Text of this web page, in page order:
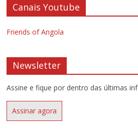
Canais Youtube
Friends of Angola
Newsletter
Assine e fique por dentro das últimas
Assinar agora